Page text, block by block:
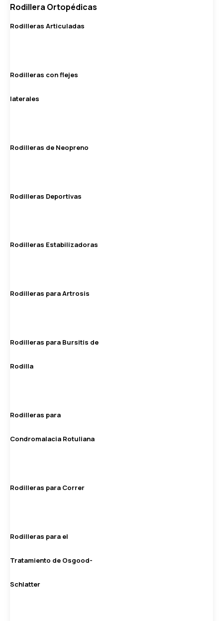
Rodillera Ortopédicas
Rodilleras Articuladas
Rodilleras con flejes
laterales
Rodilleras de Neopreno
Rodilleras Deportivas
Rodilleras Estabilizadoras
Rodilleras para Artrosis
Rodilleras para Bursitis de
Rodilla
Rodilleras para
Condromalacia Rotuliana
Rodilleras para Correr
Rodilleras para el
Tratamiento de Osgood-
Schlatter